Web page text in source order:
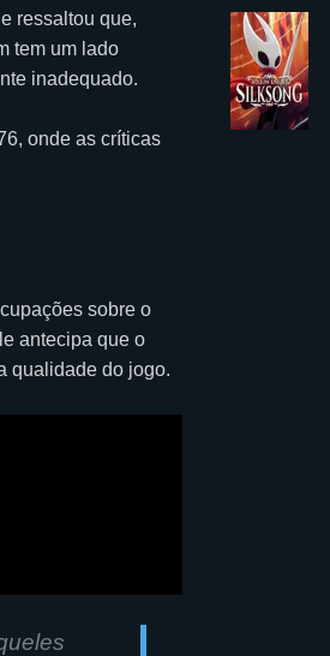
ressaltou que,
tem um lado
inadequado.
onde as críticas
sobre o
antecipa que o
qualidade do jogo.